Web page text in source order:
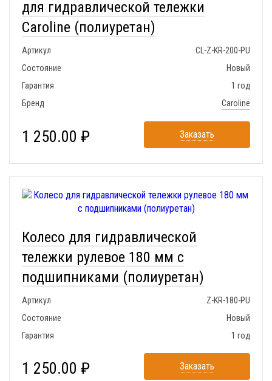
для гидравлической тележки
Caroline (полиуретан)
Артикул
CL-Z-KR-200-PU
Состояние
Новый
Гарантия
1 год
Бренд
Caroline
1 250.00 ₽ Заказать
Колесо для гидравлической
тележки рулевое 180 мм с
подшипниками (полиуретан)
Артикул
Z-KR-180-PU
Состояние
Новый
Гарантия
1 год
1 250.00 ₽ Заказать